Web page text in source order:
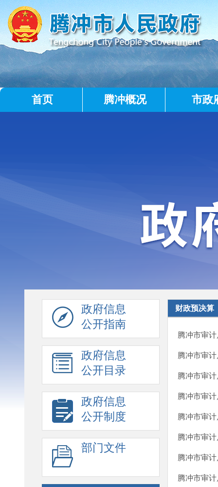
首页 腾冲概况 市政
政府信息
公开指南
政府信息
公开目录
政府信息
公开制度
部门文件
财政预决算
腾冲市审
腾冲市审
腾冲市审
腾冲市审
腾冲市审
腾冲市审
腾冲市审
腾冲市审